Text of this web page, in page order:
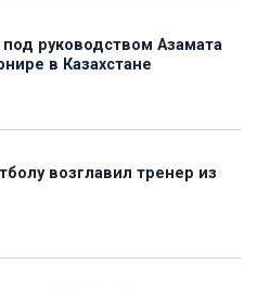
руководством Азамата
в Казахстане
возглавил тренер из